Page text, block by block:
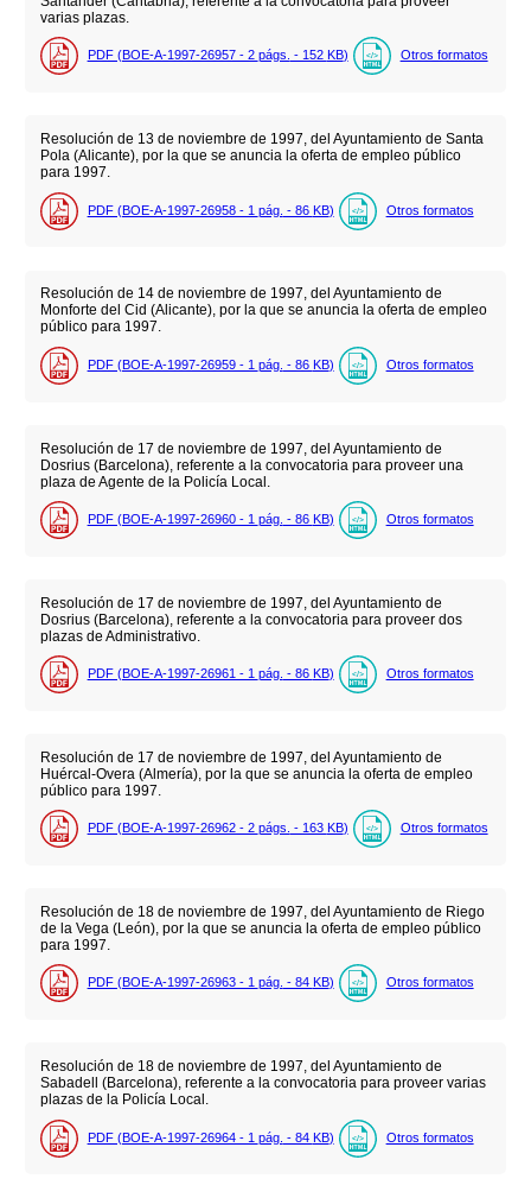
varias plazas.
PDF (BOE-A-1997-26957 - 2 págs. - 152 KB) Otros formatos
Resolución de 13 de noviembre de 1997, del Ayuntamiento de Santa
Pola (Alicante), por la que se anuncia la oferta de empleo público
para 1997.
PDF (BOE-A-1997-26958 - 1 pág. - 86 KB) Otros formatos
Resolución de 14 de noviembre de 1997, del Ayuntamiento de
Monforte del Cid (Alicante), por la que se anuncia la oferta de empleo
público para 1997.
PDF (BOE-A-1997-26959 - 1 pág. - 86 KB) Otros formatos
Resolución de 17 de noviembre de 1997, del Ayuntamiento de
Dosrius (Barcelona), referente a la convocatoria para proveer una
plaza de Agente de la Policía Local.
PDF (BOE-A-1997-26960 - 1 pág. - 86 KB) Otros formatos
Resolución de 17 de noviembre de 1997, del Ayuntamiento de
Dosrius (Barcelona), referente a la convocatoria para proveer dos
plazas de Administrativo.
PDF (BOE-A-1997-26961 - 1 pág. - 86 KB) Otros formatos
Resolución de 17 de noviembre de 1997, del Ayuntamiento de
Huércal-Overa (Almería), por la que se anuncia la oferta de empleo
público para 1997.
PDF (BOE-A-1997-26962 - 2 págs. - 163 KB) Otros formatos
Resolución de 18 de noviembre de 1997, del Ayuntamiento de Riego
de la Vega (León), por la que se anuncia la oferta de empleo público
para 1997.
PDF (BOE-A-1997-26963 - 1 pág. - 84 KB) Otros formatos
Resolución de 18 de noviembre de 1997, del Ayuntamiento de
Sabadell (Barcelona), referente a la convocatoria para proveer varias
plazas de la Policía Local.
PDF (BOE-A-1997-26964 - 1 pág. - 84 KB) Otros formatos